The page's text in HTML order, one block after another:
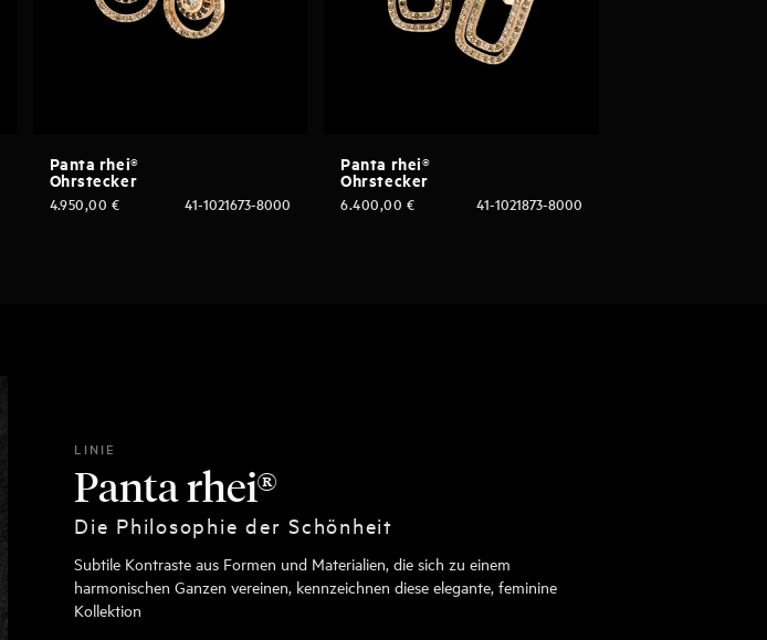
Panta rhei®
Ohrstecker
41-1021673-8000
4.950,00 €
Panta rhei®
Ohrstecker
41-1021873-8000
6.400,00 €
LINIE
Panta rhei®
Die Philosophie der Schönheit
Subtile Kontraste aus Formen und Materialien, die sich zu einem
harmonischen Ganzen vereinen, kennzeichnen diese elegante, feminine
Kollektion